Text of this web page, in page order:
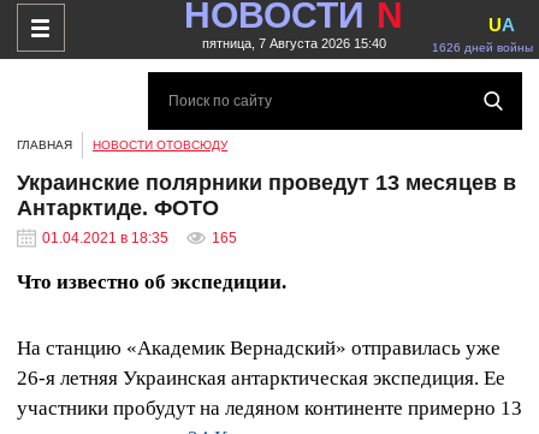
НОВОСТИ N
пятница, 7 Августа 2026 15:40 1626 дней войны
UA
ГЛАВНАЯ НОВОСТИ ОТОВСЮДУ
Украинские полярники проведут 13 месяцев в
Антарктиде. ФОТО
01.04.2021 в 18:35 165
Что известно об экспедиции.
На станцию «Академик Вернадский» отправилась уже
26-я летняя Украинская антарктическая экспедиция. Ее
участники пробудут на ледяном континенте примерно 13